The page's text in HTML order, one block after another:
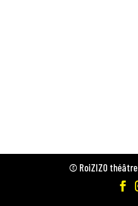
© RoiZIZO théâtre |